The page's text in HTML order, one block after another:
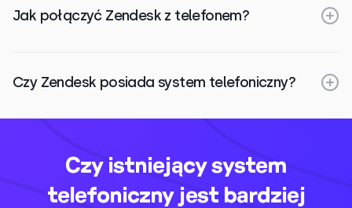
Jak połączyć Zendesk z telefonem?
Czy Zendesk posiada system telefoniczny?
Czy istniejący system
telefoniczny jest bardziej